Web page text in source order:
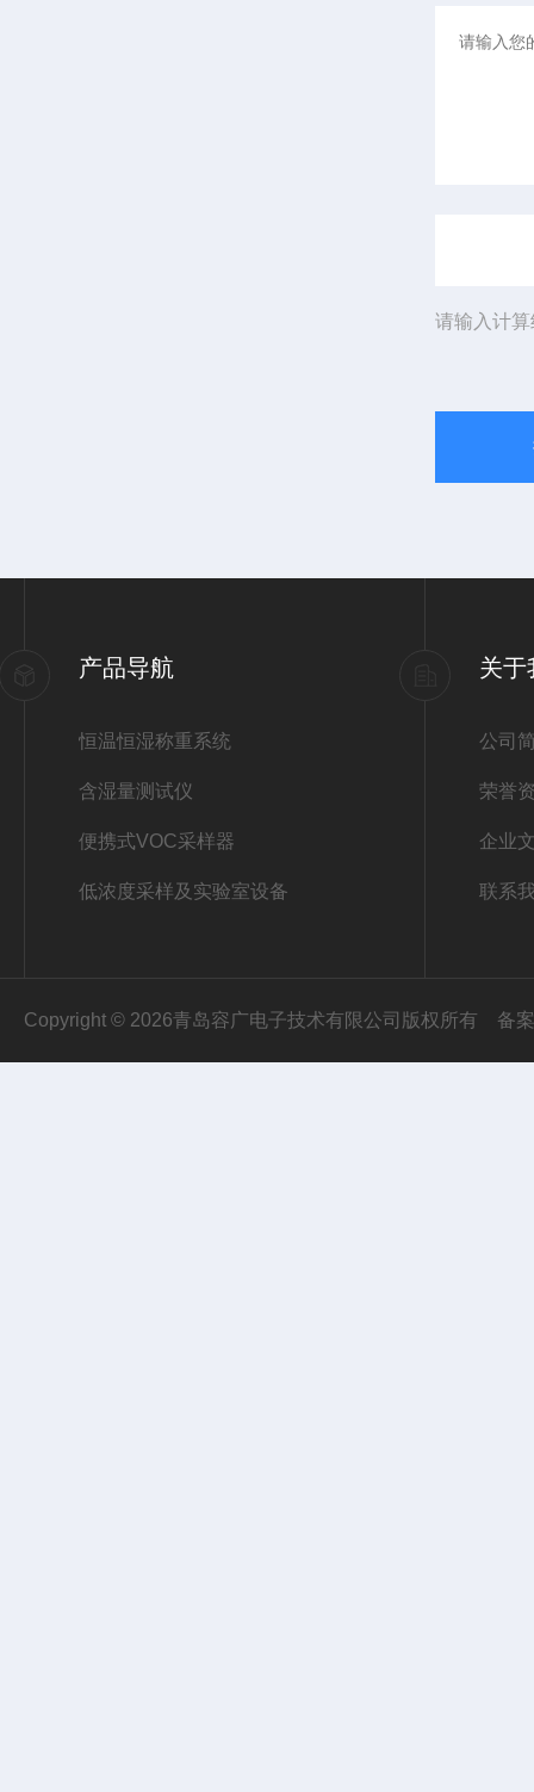
请输入计
产品导航
恒温恒湿称重系统
含湿量测试仪
便携式VOC采样器
低浓度采样及实验室设备
关于
公司
荣誉
企业
联系
Copyright © 2026青岛容广电子技术有限公司版权所有 备